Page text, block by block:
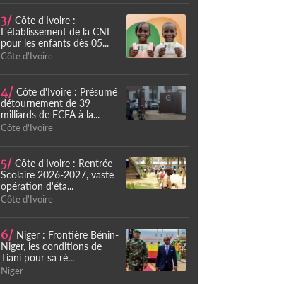
3/ Côte d'Ivoire :
L'établissement de la CNI
pour les enfants dès 05...
Côte d'Ivoire
4/ Côte d'Ivoire : Présumé
détournement de 39
milliards de FCFA à la...
Côte d'Ivoire
5/ Côte d'Ivoire : Rentrée
Scolaire 2026-2027, vaste
opération d'éta...
Côte d'Ivoire
6/ Niger : Frontière Bénin-
Niger, les conditions de
Tiani pour sa ré...
Niger